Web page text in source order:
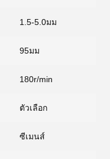
1.5-5.0มม
95มม
180r/min
ตัวเลือก
ซีเมนส์